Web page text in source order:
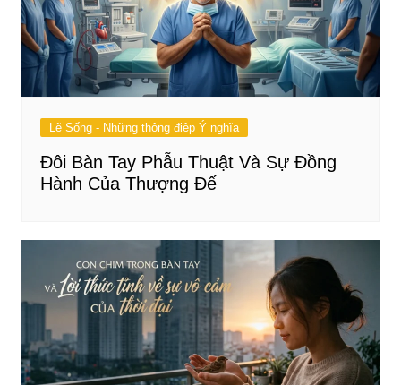
Lẽ Sống - Những thông điệp Ý nghĩa
Đôi Bàn Tay Phẫu Thuật Và Sự Đồng
Hành Của Thượng Đế